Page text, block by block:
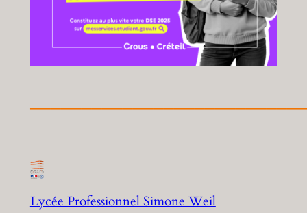
Lycée Professionnel Simone Weil